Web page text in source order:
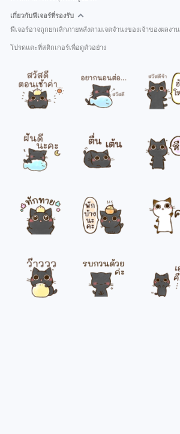
เกี่ยวกับฟีเจอร์ที่รองรับ
ฟีเจอร์อาจถูกยกเลิกภายหลังตามเจตจำนงของเจ้าของผลงาน
โปรดแตะที่สติกเกอร์เพื่อดูตัวอย่าง